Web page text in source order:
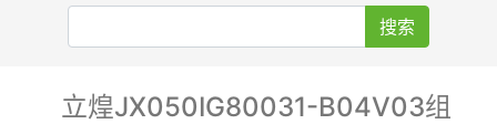
搜索
立煌JX050IG80031-B04V03组